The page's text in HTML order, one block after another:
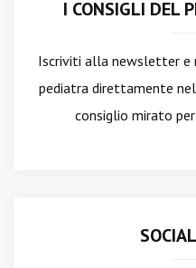
I CONSIGLI DEL
Iscriviti alla newslettere
pediatra direttamente
consiglio mirato